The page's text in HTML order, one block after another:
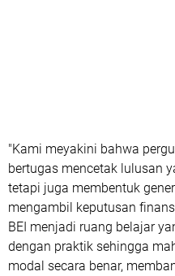
"Kami meyakini bahwa
bertugas mencetak lulusan
tetapi juga membentuk
mengambil keputusan
BEI menjadi ruang belajar
dengan praktik sehingga
modal secara benar,